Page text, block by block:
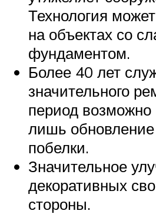
Технология
на объектах со
фундаментом.
Более 40 лет
значительного
период возможно
лишь обновление
побелки.
Значительное
декоративных
стороны.